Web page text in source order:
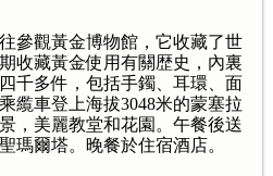
參觀黃金博物館，它收藏了世
收藏黃金使用有關歴史，內裏
千多件，包括手鐲、耳環、面
䌫車登上海拔3048米的蒙塞拉
，美麗教堂和花園。午餐後送
瑪爾塔。晚餐於住宿酒店。